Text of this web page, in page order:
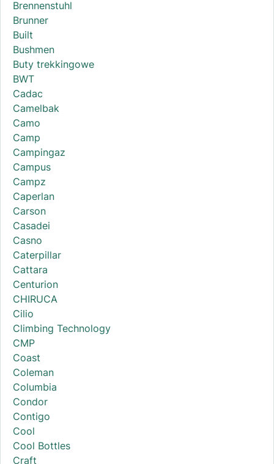
Brennenstuhl
Brunner
Built
Bushmen
Buty trekkingowe
BWT
Cadac
Camelbak
Camo
Camp
Campingaz
Campus
Campz
Caperlan
Carson
Casadei
Casno
Caterpillar
Cattara
Centurion
CHIRUCA
Cilio
Climbing Technology
CMP
Coast
Coleman
Columbia
Condor
Contigo
Cool
Cool Bottles
Craft